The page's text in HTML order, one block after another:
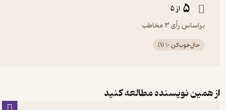
5 از 5
براساس رأی 3 مخاطب
حال‌خوب‌کن ✨(
1
)
از همین نویسنده مطالعه کنید